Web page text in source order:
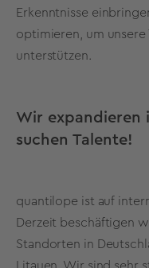
Erkenntnisse
optimieren, um unsere
unterstützen.
Wir expandieren
suchen Talente!
quantilope ist auf
Derzeit beschäftigen
Standorten in
Litauen. Wir sind sehr